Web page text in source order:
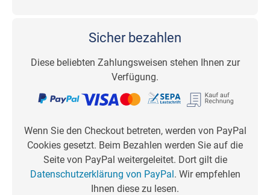
Sicher bezahlen
Diese beliebten Zahlungsweisen stehen Ihnen zur
Verfügung.
Wenn Sie den Checkout betreten, werden von PayPal
Cookies gesetzt. Beim Bezahlen werden Sie auf die
Seite von PayPal weitergeleitet. Dort gilt die
Datenschutzerklärung von PayPal. Wir empfehlen
Ihnen diese zu lesen.